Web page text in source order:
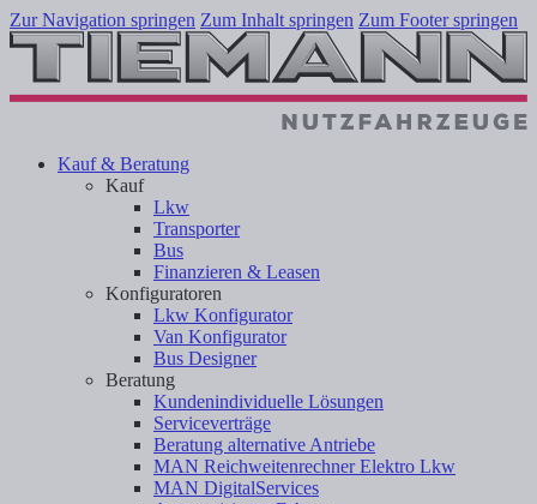
Zur Navigation springen Zum Inhalt springen Zum Footer springen
Kauf & Beratung
Kauf
Lkw
Transporter
Bus
Finanzieren & Leasen
Konfiguratoren
Lkw Konfigurator
Van Konfigurator
Bus Designer
Beratung
Kundenindividuelle Lösungen
Serviceverträge
Beratung alternative Antriebe
MAN Reichweitenrechner Elektro Lkw
MAN DigitalServices